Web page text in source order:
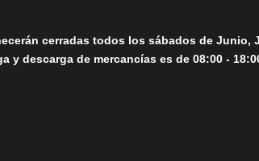
cerradas todos los sábados de Junio,
y descarga de mercancías es de 08:00 -